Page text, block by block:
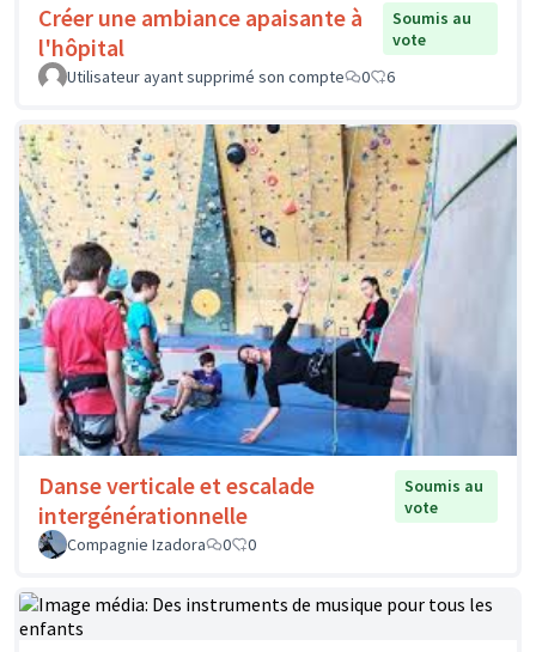
Créer une ambiance apaisante à
l'hôpital
Soumis au
vote
Utilisateur ayant supprimé son compte
0 6
Danse verticale et escalade
intergénérationnelle
Soumis au
vote
Compagnie Izadora
0 0